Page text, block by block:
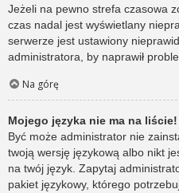
Jeżeli na pewno strefa czasowa
czas nadal jest wyświetlany
serwerze jest ustawiony
administratora, by naprawił
Na górę
Mojego języka nie ma na liście!
Być może administrator nie
twoją wersję językową albo nikt
na twój język. Zapytaj
pakiet językowy, którego